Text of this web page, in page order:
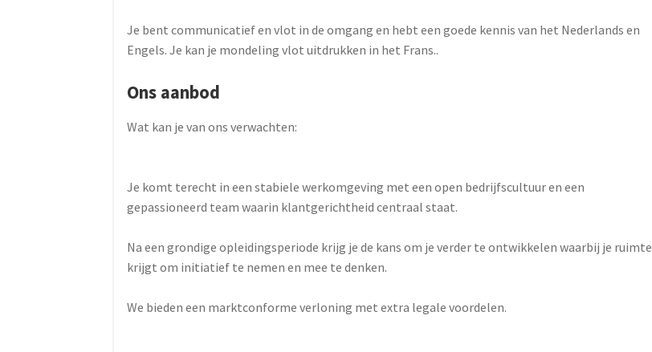
Je bent communicatief en vlot in de omgang en hebt een goede kennis van het Nederlands en
Engels. Je kan je mondeling vlot uitdrukken in het Frans..
Ons aanbod
Wat kan je van ons verwachten:
Je komt terecht in een stabiele werkomgeving met een open bedrijfscultuur en een
gepassioneerd team waarin klantgerichtheid centraal staat.
Na een grondige opleidingsperiode krijg je de kans om je verder te ontwikkelen waarbij je ruimte
krijgt om initiatief te nemen en mee te denken.
We bieden een marktconforme verloning met extra legale voordelen.